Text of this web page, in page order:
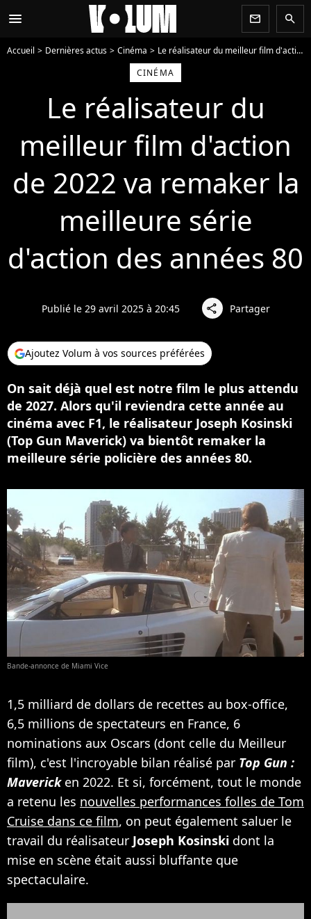
menu newsletter search
Accueil Dernières actus Cinéma
Le réalisateur du meilleur film d'action de 2022 va remaker la meilleure série d'action des années 80
CINÉMA
Le réalisateur du
meilleur film d'action
de 2022 va remaker la
meilleure série
d'action des années 80
Publié le 29 avril 2025 à 20:45 share Partager
Ajoutez Volum à vos sources préférées
On sait déjà quel est notre film le plus attendu
de 2027. Alors qu'il reviendra cette année au
cinéma avec F1, le réalisateur Joseph Kosinski
(Top Gun Maverick) va bientôt remaker la
meilleure série policière des années 80.
Bande-annonce de Miami Vice
1,5 milliard de dollars de recettes au box-office,
6,5 millions de spectateurs en France, 6
nominations aux Oscars (dont celle du Meilleur
film), c'est l'incroyable bilan réalisé par Top Gun :
Mavericken 2022. Et si, forcément, tout le monde
a retenu les nouvelles performances folles de Tom
Cruise dans ce film, on peut également saluer le
travail du réalisateur Joseph Kosinski dont la
mise en scène était aussi bluffante que
spectaculaire.